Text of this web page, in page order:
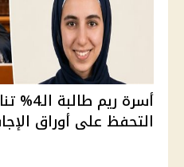
أسرة
التحفظ على أوراق